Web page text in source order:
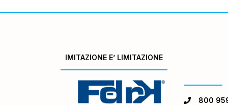
IMITAZIONE E’ LIMITAZIONE
800